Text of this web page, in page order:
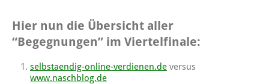
Hier nun die Übersicht aller
“Begegnungen” im Viertelfinale:
selbstaendig-online-verdienen.de versus
www.naschblog.de